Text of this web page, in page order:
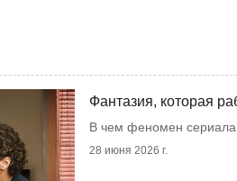
Фантазия, которая
В чем феномен
28 июня 2026 г.